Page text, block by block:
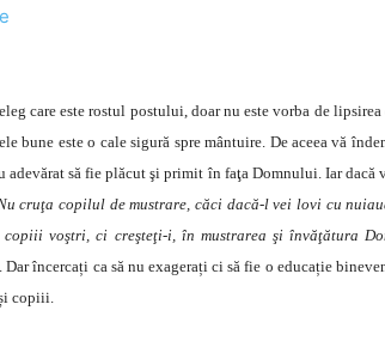
care este rostul postului, doar nu este vorba de lipsirea
bune este o cale sigură spre mântuire. De aceea vă
să fie plăcut şi primit în faţa Domnului. Iar dacă
cruţa copilul de mustrare, căci dacă-l vei lovi cu
voştri, ci creşteţi-i, în mustrarea şi învăţătura
încercați ca să nu exagerați ci să fie o educație
copiii.